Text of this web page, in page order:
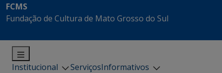
FCMS
Fundação de Cultura de Mato Grosso do Sul
Institucional ServiçosInformativos